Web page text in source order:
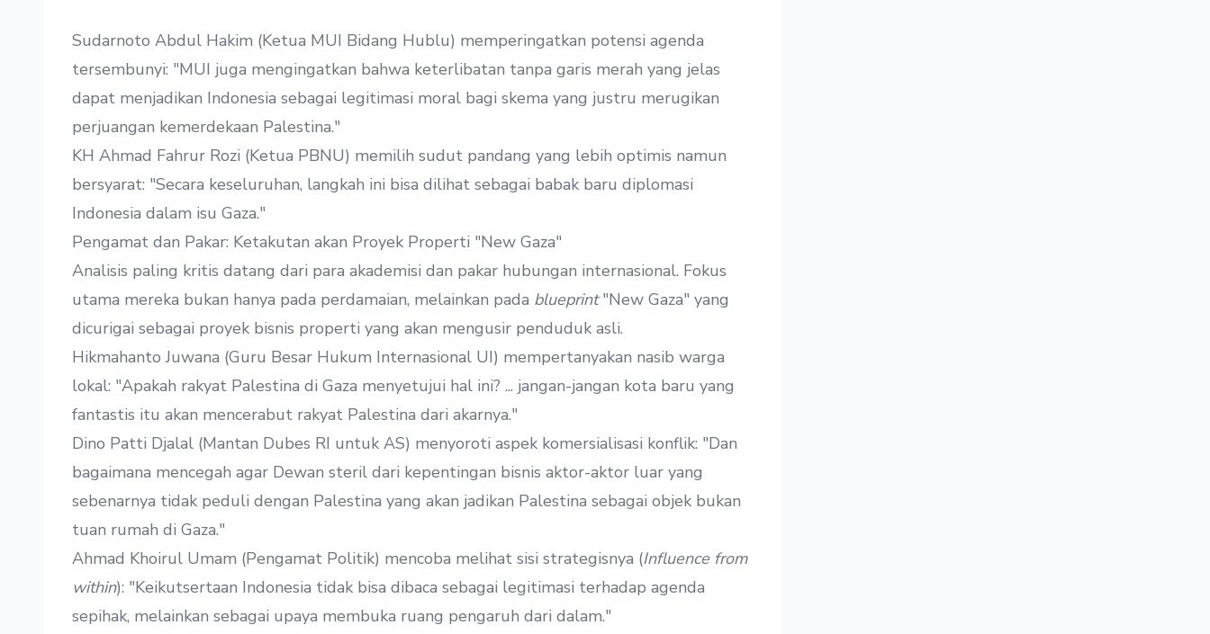
Sudarnoto Abdul Hakim (Ketua MUI Bidang Hublu) memperingatkan potensi agenda
tersembunyi: "MUI juga mengingatkan bahwa keterlibatan tanpa garis merah yang jelas
dapat menjadikan Indonesia sebagai legitimasi moral bagi skema yang justru merugikan
perjuangan kemerdekaan Palestina."
KH Ahmad Fahrur Rozi (Ketua PBNU) memilih sudut pandang yang lebih optimis namun
bersyarat: "Secara keseluruhan, langkah ini bisa dilihat sebagai babak baru diplomasi
Indonesia dalam isu Gaza."
Pengamat dan Pakar: Ketakutan akan Proyek Properti "New Gaza"
Analisis paling kritis datang dari para akademisi dan pakar hubungan internasional. Fokus
utama mereka bukan hanya pada perdamaian, melainkan pada blueprint"New Gaza" yang
dicurigai sebagai proyek bisnis properti yang akan mengusir penduduk asli.
Hikmahanto Juwana (Guru Besar Hukum Internasional UI) mempertanyakan nasib warga
lokal: "Apakah rakyat Palestina di Gaza menyetujui hal ini? ... jangan-jangan kota baru yang
fantastis itu akan mencerabut rakyat Palestina dari akarnya."
Dino Patti Djalal (Mantan Dubes RI untuk AS) menyoroti aspek komersialisasi konflik: "Dan
bagaimana mencegah agar Dewan steril dari kepentingan bisnis aktor-aktor luar yang
sebenarnya tidak peduli dengan Palestina yang akan jadikan Palestina sebagai objek bukan
tuan rumah di Gaza."
Ahmad Khoirul Umam (Pengamat Politik) mencoba melihat sisi strategisnya (Influence from
within): "Keikutsertaan Indonesia tidak bisa dibaca sebagai legitimasi terhadap agenda
sepihak, melainkan sebagai upaya membuka ruang pengaruh dari dalam."